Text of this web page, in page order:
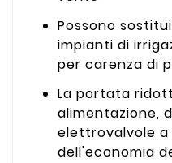
Possono
impianti di
per carenza di
La portata
alimentazione,
elettrovalvole
dell'economia